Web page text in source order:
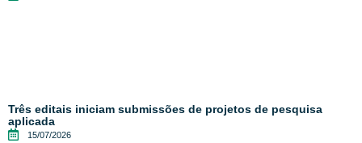
Três editais iniciam submissões de projetos de pesquisa
aplicada
15/07/2026